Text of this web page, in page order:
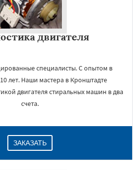
двигателя
специалисты. С опытом в
лет. Наши мастера в Кронштадте
двигателя стиральных машин в два
счета.
ЗАКАЗАТЬ